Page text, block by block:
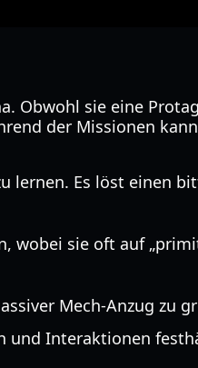
Obwohl sie eine
der Missionen
lernen. Es löst einen
wobei sie oft auf
Mech-Anzug zu
und Interaktionen